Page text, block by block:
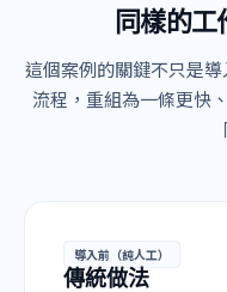
同樣的工
這個案例的關鍵不只是
流程，重組為一條更快
導入前（純人工）
傳統做法